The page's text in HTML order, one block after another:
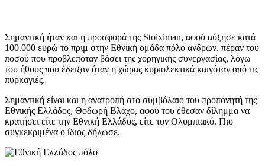
Σημαντική ήταν και η προσφορά της Stoiximan, αφού αύξησε κατά
100.000 ευρώ το πριμ στην Εθνική ομάδα πόλο ανδρών, πέραν του
ποσού που προβλεπόταν βάσει της χορηγικής συνεργασίας, λόγω
του ήθους που έδειξαν όταν η χώρας κυριολεκτικά καιγόταν από τις
πυρκαγιές.
Σημαντική είναι και η ανατροπή στο συμβόλαιο του προπονητή της
Εθνικής Ελλάδος, Θοδωρή Βλάχο, αφού του έθεσαν δίλημμα να
κρατήσει είτε την Εθνική Ελλάδος, είτε τον Ολυμπιακό. Πιο
συγκεκριμένα ο ίδιος δήλωσε.